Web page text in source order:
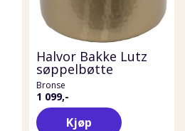
Halvor Bakke Lutz
søppelbøtte
Bronse
1 099,-
Kjøp